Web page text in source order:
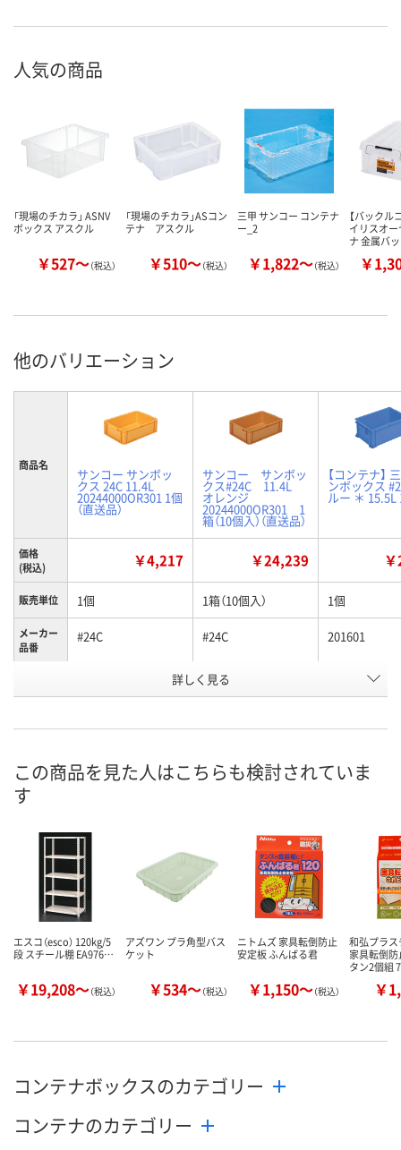
人気の商品
「現場のチカラ」 ASNV
ボックス アスクル
￥527～（税込）
「現場のチカラ」ASコン
テナ アスクル
￥510～（税込）
三甲 サンコー コンテナ
ー_2
￥1,822～（税込）
【バックル
イリスオ
ナ 金属バ
￥
他のバリエーション
商品名
サンコー サンボッ
クス 24C 11.4L
20244000OR301 1個
（直送品）
サンコー サンボッ
クス#24C 11.4L
オレンジ
20244000OR301 1
箱（10個入）（直送品）
【コンテナ】
ンボックス
ルー ＊ 15.5L
価格
(税込)
￥4,217 ￥24,239
販売単位 1個 1箱（10個入） 1個
メーカー
品番
#24C #24C 201601
オレンジ
号
お届け日
数量
カゴへ カゴへ カ
詳しく見る
この商品を見た人はこちらも検討されていま
す
エスコ（esco） 120kg/5
段 スチール棚 EA976…
￥19,208～（税込）
アズワン プラ角型バス
ケット
￥534～（税込）
ニトムズ 家具転倒防止
安定板 ふんばる君
￥1,150～（税込）
和弘プラ
家具転倒
タン2個組
￥
コンテナボックスのカテゴリー
コンテナのカテゴリー